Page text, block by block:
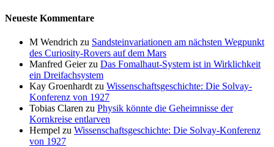
Neueste Kommentare
M Wendrich zu Sandsteinvariationen am nächsten Wegpunkt
des Curiosity-Rovers auf dem Mars
Manfred Geierzu Das Fomalhaut-System ist in Wirklichkeit
ein Dreifachsystem
Kay Groenhardt zu Wissenschaftsgeschichte: Die Solvay-
Konferenz von 1927
Tobias Claren zu Physik könnte die Geheimnisse der
Kornkreise entlarven
Hempel zu Wissenschaftsgeschichte: Die Solvay-Konferenz
von 1927